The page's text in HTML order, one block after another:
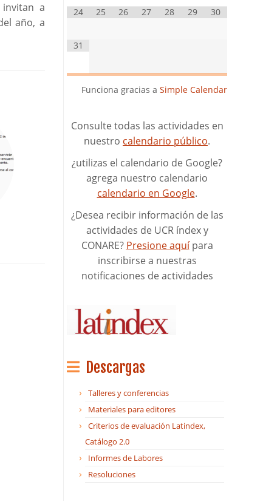
invitan a
año, a
24 25 26 27 28 29 30
31
Funciona gracias a Simple Calendar
Consulte todas las actividades en
nuestro calendario público.
¿utilizas el calendario de Google?
agrega nuestro calendario
calendario en Google.
¿Desea recibir información de las
actividades de UCR índex y
CONARE? Presione aquípara
inscribirse a nuestras
notificaciones de actividades
Descargas
Talleres y conferencias
Materiales para editores
Criterios de evaluación Latindex,
Catálogo 2.0
Informes de Labores
Resoluciones